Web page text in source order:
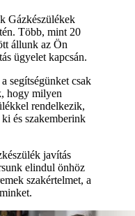
Gázkészülékek
Több, mint 20
állunk az Ön
ügyelet kapcsán.
segítségünket csak
hogy milyen
rendelkezik,
és szakemberink
javítás
elindul önhöz
szakértelmet, a